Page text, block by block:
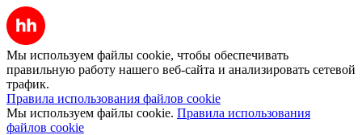
Мы используем файлы cookie, чтобы обеспечивать
правильную работу нашего веб-сайта и анализировать сетевой
трафик.
Правила использования файлов cookie
Мы используем файлы cookie. Правила использования
файлов cookie